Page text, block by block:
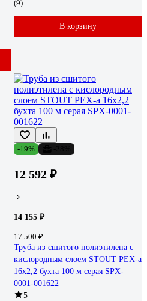
(9)
В корзину
-19%
12 592 ₽
14 155 ₽
17 500 ₽
Труба из сшитого полиэтилена с
кислородным слоем STOUT PEX-a
16х2,2 бухта 100 м серая SPX-
0001-001622
5